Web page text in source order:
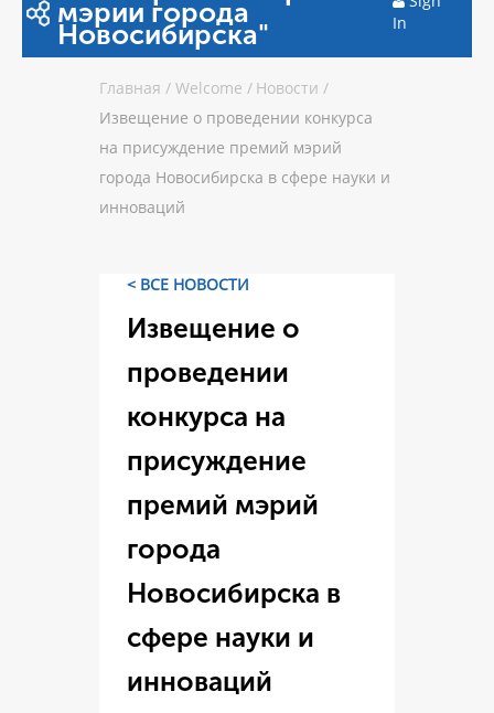
мэрии города
Новосибирска"
In
Главная / Welcome / Новости /
Извещение о проведении конкурса
на присуждение премий мэрий
города Новосибирска в сфере науки и
инноваций
< ВСЕ НОВОСТИ
Извещение о
проведении
конкурса на
присуждение
премий мэрий
города
Новосибирска в
сфере науки и
инноваций